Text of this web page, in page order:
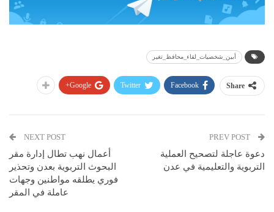
أبين_شخصيات_لقاء_محافظ_تغير
Share
Facebook
Twitter
Google+
دعوة عاجلة لتصحيح العملية
التربوية والتعليمية في عدن
NEXT POST
أعمال نهب تطال إدارة مقر
البحوث التربوية بعدن وتحذير
فوري يطلقه مواطنين وجهات
عاملة في المقر